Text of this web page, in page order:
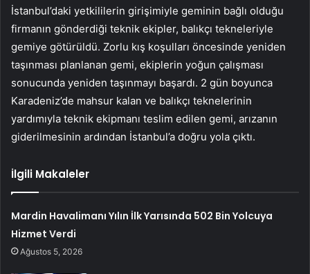
İstanbul’daki yetkililerin girişimiyle geminin bağlı olduğu
firmanın gönderdiği teknik ekipler, balıkçı tekneleriyle
gemiye götürüldü. Zorlu kış koşulları öncesinde yeniden
taşınması planlanan gemi, ekiplerin yoğun çalışması
sonucunda yeniden taşınmayı başardı. 2 gün boyunca
Karadeniz’de mahsur kalan ve balıkçı teknelerinin
yardımıyla teknik ekipmanı teslim edilen gemi, arızanın
giderilmesinin ardından İstanbul’a doğru yola çıktı.
İlgili Makaleler
Mardin Havalimanı Yılın İlk Yarısında 502 Bin Yolcuya
Hizmet Verdi
Ağustos 5, 2026